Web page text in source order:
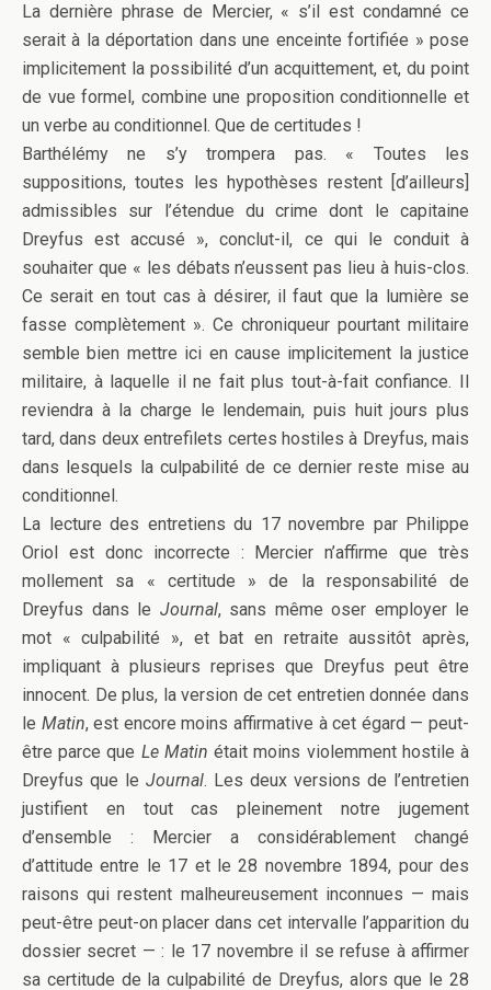
La dernière phrase de Mercier, « s’il est condamné ce
serait à la déportation dans une enceinte fortifiée » pose
implicitement la possibilité d’un acquittement, et, du point
de vue formel, combine une proposition conditionnelle et
un verbe au conditionnel. Que de certitudes !
Barthélémy ne s’y trompera pas. « Toutes les
suppositions, toutes les hypothèses restent [d’ailleurs]
admissibles sur l’étendue du crime dont le capitaine
Dreyfus est accusé », conclut-il, ce qui le conduit à
souhaiter que « les débats n’eussent pas lieu à huis-clos.
Ce serait en tout cas à désirer, il faut que la lumière se
fasse complètement ». Ce chroniqueur pourtant militaire
semble bien mettre ici en cause implicitement la justice
militaire, à laquelle il ne fait plus tout-à-fait confiance. Il
reviendra à la charge le lendemain, puis huit jours plus
tard, dans deux entrefilets certes hostiles à Dreyfus, mais
dans lesquels la culpabilité de ce dernier reste mise au
conditionnel.
La lecture des entretiens du 17 novembre par Philippe
Oriol est donc incorrecte : Mercier n’affirme que très
mollement sa « certitude » de la responsabilité de
Dreyfus dans le Journal, sans même oser employer le
mot « culpabilité », et bat en retraite aussitôt après,
impliquant à plusieurs reprises que Dreyfus peut être
innocent. De plus, la version de cet entretien donnée dans
le Matin, est encore moins affirmative à cet égard — peut-
être parce que Le Matin était moins violemment hostile à
Dreyfus que le Journal. Les deux versions de l’entretien
justifient en tout cas pleinement notre jugement
d’ensemble : Mercier a considérablement changé
d’attitude entre le 17 et le 28 novembre 1894, pour des
raisons qui restent malheureusement inconnues — mais
peut-être peut-on placer dans cet intervalle l’apparition du
dossier secret — : le 17 novembre il se refuse à affirmer
sa certitude de la culpabilité de Dreyfus, alors que le 28